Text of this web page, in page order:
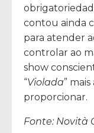
contou ainda
para atender
controlar ao
show
“Violada”
proporcionar.
Fonte: Novità